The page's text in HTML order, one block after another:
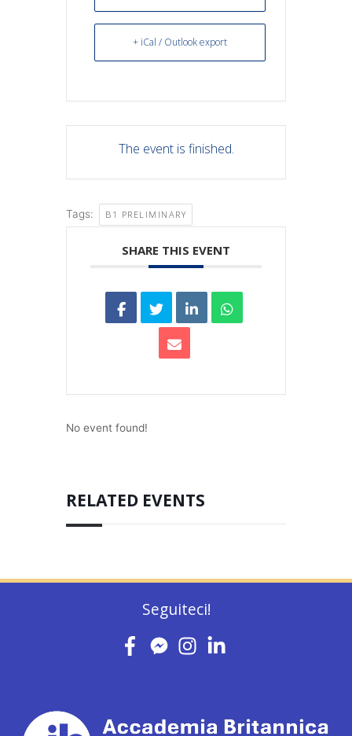
+ iCal / Outlook export
The event is finished.
Tags: B1 PRELIMINARY
SHARE THIS EVENT
No event found!
RELATED EVENTS
Seguiteci!